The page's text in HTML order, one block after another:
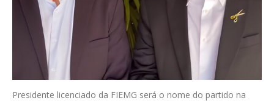
Presidente licenciado da FIEMG será o nome do partido na